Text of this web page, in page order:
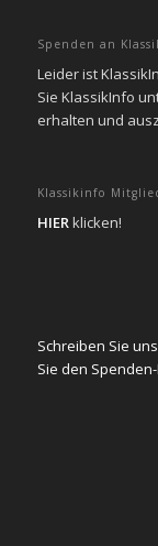
Spenden an
Leider ist
Sie KlassikInfo
erhalten und
Klassikinfo
HIERklicken!
Schreiben Sie
Sie den